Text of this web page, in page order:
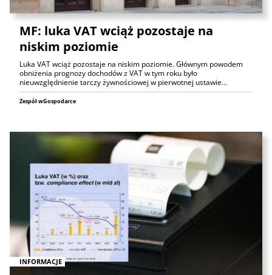
MF: luka VAT wciąż pozostaje na
niskim poziomie
Luka VAT wciąż pozostaje na niskim poziomie. Głównym powodem
obniżenia prognozy dochodów z VAT w tym roku było
nieuwzględnienie tarczy żywnościowej w pierwotnej ustawie…
Zespół wGospodarce
INFORMACJE